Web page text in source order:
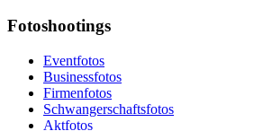
Fotoshootings
Eventfotos
Businessfotos
Firmenfotos
Schwangerschaftsfotos
Aktfotos